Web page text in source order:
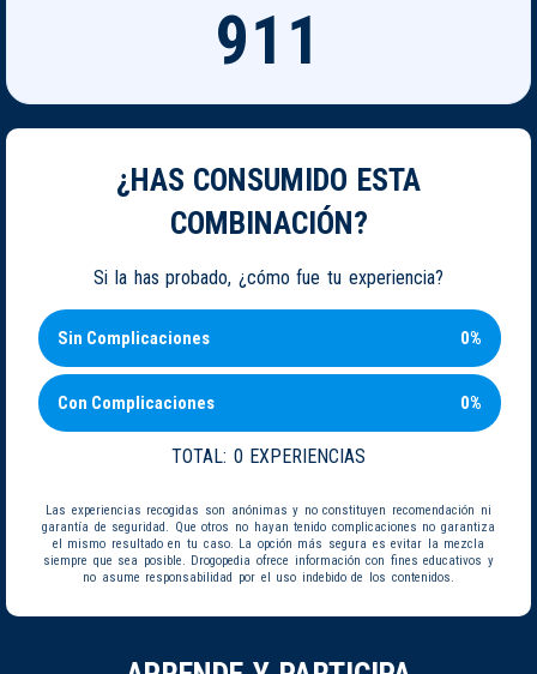
911
¿HAS CONSUMIDO ESTA
COMBINACIÓN?
Si la has probado, ¿cómo fue tu experiencia?
Sin Complicaciones 0%
Con Complicaciones 0%
TOTAL: 0 EXPERIENCIAS
Las experiencias recogidas son anónimas y no constituyen recomendación ni
garantía de seguridad. Que otros no hayan tenido complicaciones no garantiza
el mismo resultado en tu caso. La opción más segura es evitar la mezcla
siempre que sea posible. Drogopedia ofrece información con fines educativos y
no asume responsabilidad por el uso indebido de los contenidos.